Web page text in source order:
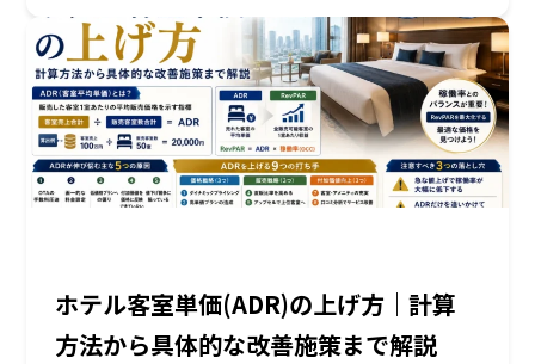
ホテル客室単価(ADR)の上げ方｜計算
方法から具体的な改善施策まで解説